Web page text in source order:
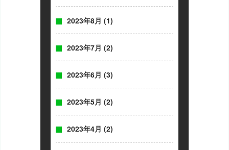
2023年8月 (1)
2023年7月 (2)
2023年6月 (3)
2023年5月 (2)
2023年4月 (2)